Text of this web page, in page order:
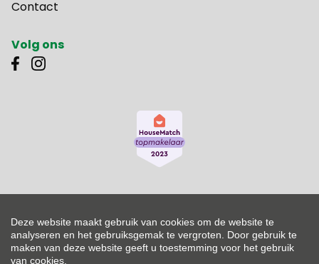
Contact
Volg ons
BTW-BE 0453.605.256
Toezichthoudende autoriteit: Beroepsinstituut van Vastgoedmakelaars,
Luxemburgstraat 16 B te 1000 Brussel - Onderworpen aan de deontologische
code van het BIV - Lid BIV - Lid CIB
Deze website maakt gebruik van cookies om de website te
analyseren en het gebruiksgemak te vergroten. Door gebruik te
maken van deze website geeft u toestemming voor het gebruik
van cookies.